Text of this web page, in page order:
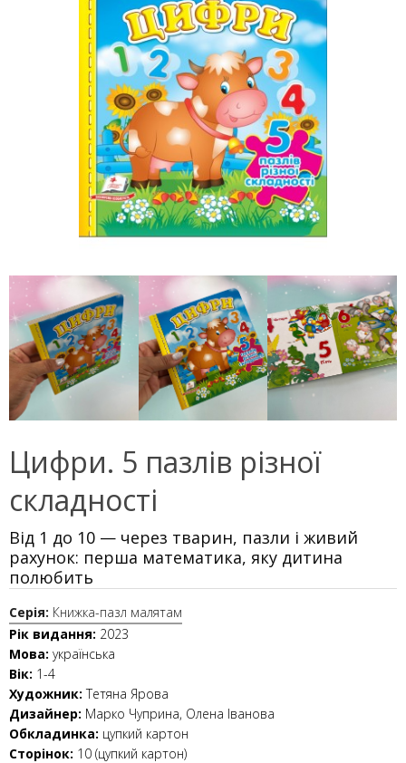
Цифри. 5 пазлів різної
складності
Від 1 до 10 — через тварин, пазли і живий
рахунок: перша математика, яку дитина
полюбить
Серія: Книжка-пазл малятам
Рік видання: 2023
Мова: українська
Вік: 1-4
Художник:Тетяна Ярова
Дизайнер: Марко Чуприна, Олена Іванова
Обкладинка: цупкий картон
Сторінок: 10 (цупкий картон)